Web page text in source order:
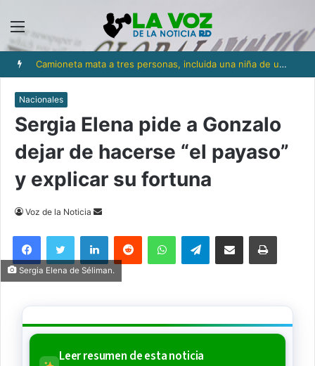
Menú
Camioneta mata a tres personas, incluida una niña de un año y medio, en Los Ríos
Nacionales
Sergia Elena pide a Gonzalo
dejar de hacerse “el payaso”
y explicar su fortuna
Voz de la Noticia
Send
FacebookTwitter LinkedInReddit WhatsAppTelegramCompartir via Email Imprimi
Sergia Elena de Séliman.
Leer resumen de esta noticia